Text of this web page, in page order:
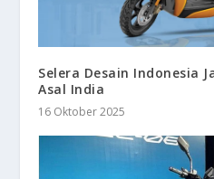
Selera Desain Indonesia
Asal India
16 Oktober 2025